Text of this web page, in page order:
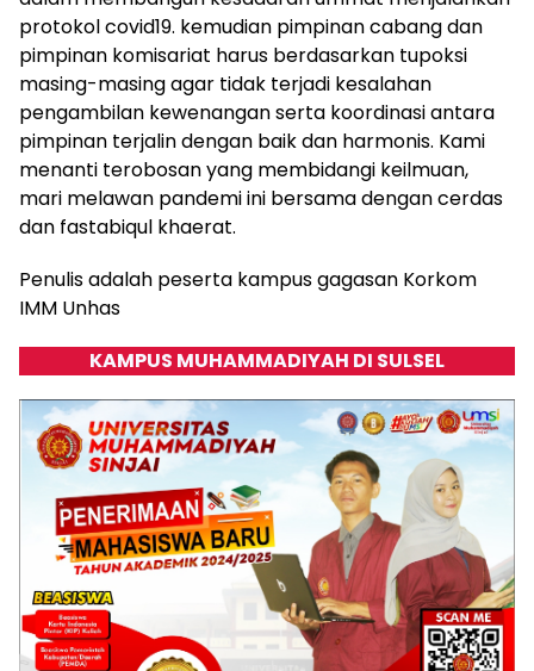
protokol covid19. kemudian pimpinan cabang dan
pimpinan komisariat harus berdasarkan tupoksi
masing-masing agar tidak terjadi kesalahan
pengambilan kewenangan serta koordinasi antara
pimpinan terjalin dengan baik dan harmonis. Kami
menanti terobosan yang membidangi keilmuan,
mari melawan pandemi ini bersama dengan cerdas
dan fastabiqul khaerat.
Penulis adalah peserta kampus gagasan Korkom
IMM Unhas
KAMPUS MUHAMMADIYAH DI SULSEL